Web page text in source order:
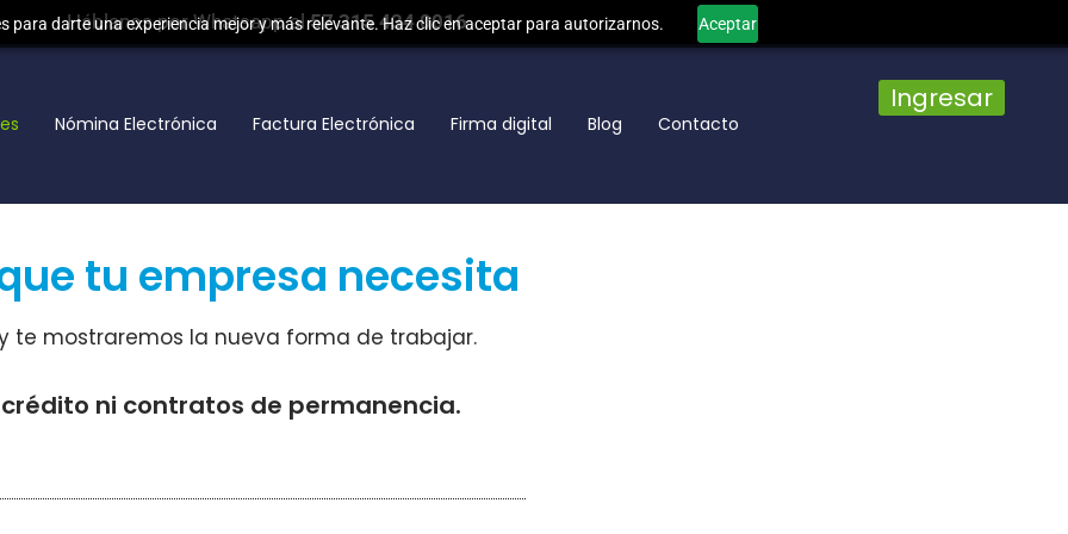
para darte una experiencia mejor y más relevante. Haz clic en aceptar para autorizarnos. Aceptar
Háblanos por Whatsapp al57 315 434 0016
Nómina Electrónica Factura Electrónica Firma digital Blog Contacto
Ingresar
tu empresa necesita
te mostraremos la nueva forma de trabajar.
ni contratos de permanencia.